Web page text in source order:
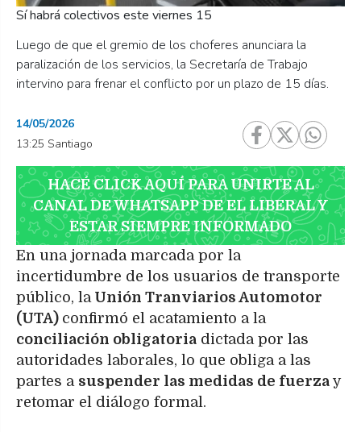
Luego de que el gremio de los choferes anunciara la
paralización de los servicios, la Secretaría de Trabajo
intervino para frenar el conflicto por un plazo de 15 días.
Sí habrá colectivos este viernes 15
14/05/2026
13:25 Santiago
HACÉ CLICK AQUÍ PARA UNIRTE AL
CANAL DE WHATSAPP DE EL LIBERAL Y
ESTAR SIEMPRE INFORMADO
En una jornada marcada por la
incertidumbre de los usuarios de transporte
público, laUnión Tranviarios Automotor
(UTA) confirmó el acatamiento a la
conciliación obligatoria dictada por las
autoridades laborales, lo que obliga a las
partes a suspender las medidas de fuerza y
retomar el diálogo formal.